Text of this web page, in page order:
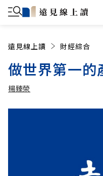
遠見線上讀 財經綜合
做世界第一的
楊臻榮